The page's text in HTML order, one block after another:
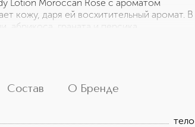
Lotion Moroccan Rose с ароматом
кожу, даря ей восхитительный аромат. В
граната и персика,
кожи и защищает ее от обезвоживания
Состав О Бренде
тело